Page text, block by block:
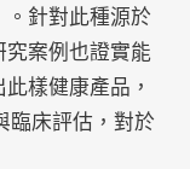
針對此種源於
究案例也證實能
樣健康產品，
臨床評估，對於